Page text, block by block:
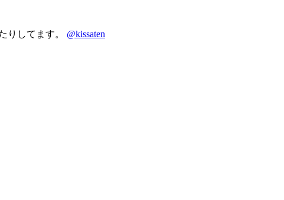
りしてます。 @kissaten